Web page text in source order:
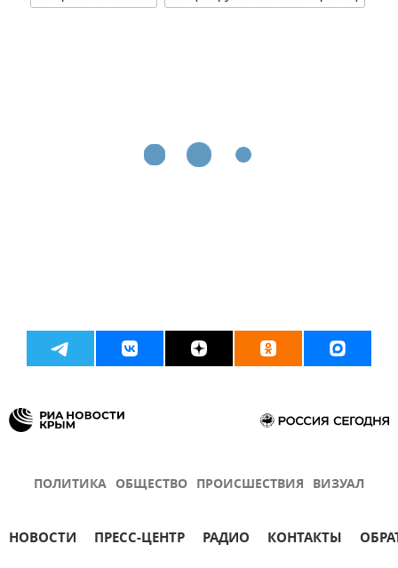
ПОЛИТИКА ОБЩЕСТВО ПРОИСШЕСТВИЯ ВИЗУАЛ
НОВОСТИ ПРЕСС-ЦЕНТР РАДИО КОНТАКТЫ